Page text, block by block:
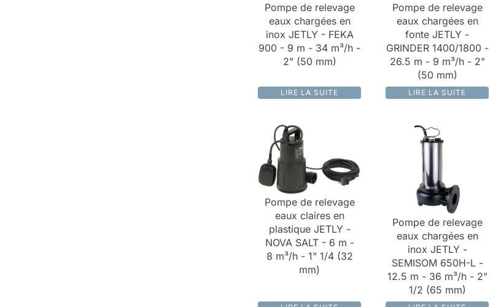
Pompe de relevage
eaux chargées en
inox JETLY - FEKA
900 - 9 m - 34 m³/h -
2" (50 mm)
LIRE LA SUITE
Pompe de relevage
eaux chargées en
fonte JETLY -
GRINDER 1400/1800 -
26.5 m - 9 m³/h - 2"
(50 mm)
LIRE LA SUITE
Pompe de relevage
eaux claires en
plastique JETLY -
NOVA SALT - 6 m -
8 m³/h - 1" 1/4 (32
mm)
Pompe de relevage
eaux chargées en
inox JETLY -
SEMISOM 650H-L -
12.5 m - 36 m³/h - 2"
1/2 (65 mm)